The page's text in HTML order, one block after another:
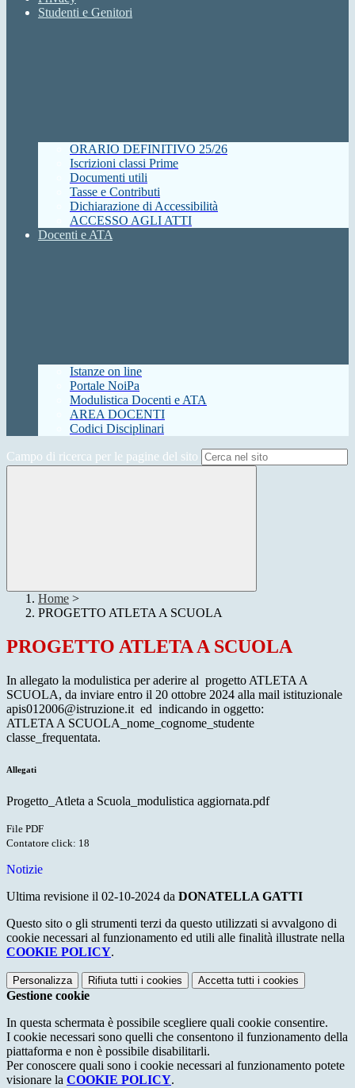
Studenti e Genitori
ORARIO DEFINITIVO 25/26
Iscrizioni classi Prime
Documenti utili
Tasse e Contributi
Dichiarazione di Accessibilità
ACCESSO AGLI ATTI
Docenti e ATA
Istanze on line
Portale NoiPa
Modulistica Docenti e ATA
AREA DOCENTI
Codici Disciplinari
Campo di ricerca per le pagine del sito
Home >
PROGETTO ATLETA A SCUOLA
PROGETTO ATLETA A SCUOLA
In allegato la modulistica per aderire al progetto ATLETA A
SCUOLA, da inviare entro il 20 ottobre 2024 alla mail istituzionale
apis012006@istruzione.it ed indicando in oggetto:
ATLETA A SCUOLA_nome_cognome_studente
classe_frequentata.
Allegati
Progetto_Atleta a Scuola_modulistica aggiornata.pdf
File PDF
Contatore click: 18
Notizie
Ultima revisione il 02-10-2024 da DONATELLA GATTI
Questo sito o gli strumenti terzi da questo utilizzati si avvalgono di
cookie necessari al funzionamento ed utili alle finalità illustrate nella
COOKIE POLICY.
Personalizza Rifiuta tutti i cookies Accetta tutti i cookies
Gestione cookie
In questa schermata è possibile scegliere quali cookie consentire.
I cookie necessari sono quelli che consentono il funzionamento della
piattaforma e non è possibile disabilitarli.
Per conoscere quali sono i cookie necessari al funzionamento potete
visionare la COOKIE POLICY.